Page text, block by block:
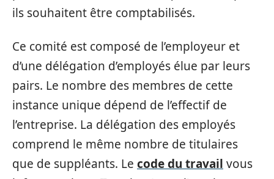
ils souhaitent être comptabilisés.
Ce comité est composé de l’employeur et
d’une délégation d’employés élue par leurs
pairs. Le nombre des membres de cette
instance unique dépend de l’effectif de
l’entreprise. La délégation des employés
comprend le même nombre de titulaires
que de suppléants. Le code du travail vous